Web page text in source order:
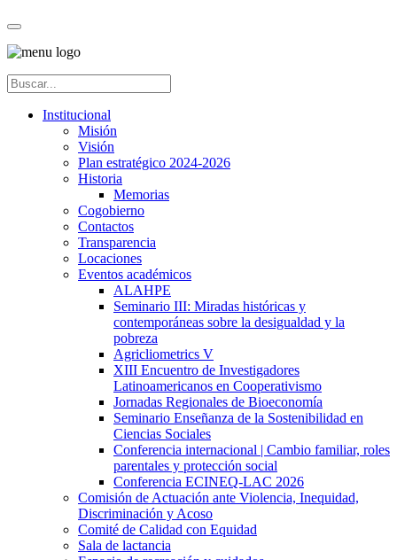
Institucional
Misión
Visión
Plan estratégico 2024-2026
Historia
Memorias
Cogobierno
Contactos
Transparencia
Locaciones
Eventos académicos
ALAHPE
Seminario III: Miradas históricas y
contemporáneas sobre la desigualdad y la
pobreza
Agricliometrics V
XIII Encuentro de Investigadores
Latinoamericanos en Cooperativismo
Jornadas Regionales de Bioeconomía
Seminario Enseñanza de la Sostenibilidad en
Ciencias Sociales
Conferencia internacional | Cambio familiar, roles
parentales y protección social
Conferencia ECINEQ-LAC 2026
Comisión de Actuación ante Violencia, Inequidad,
Discriminación y Acoso
Comité de Calidad con Equidad
Sala de lactancia